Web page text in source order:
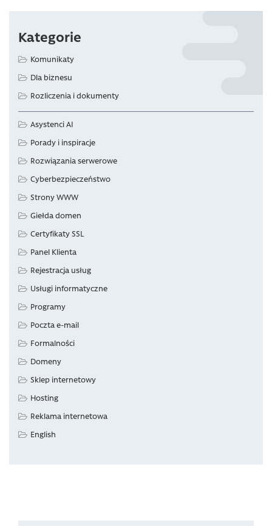
Kategorie
Komunikaty
Dla biznesu
Rozliczenia i dokumenty
Asystenci AI
Porady i inspiracje
Rozwiązania serwerowe
Cyberbezpieczeństwo
Strony WWW
Giełda domen
Certyfikaty SSL
Panel Klienta
Rejestracja usług
Usługi informatyczne
Programy
Poczta e-mail
Formalności
Domeny
Sklep internetowy
Hosting
Reklama internetowa
English